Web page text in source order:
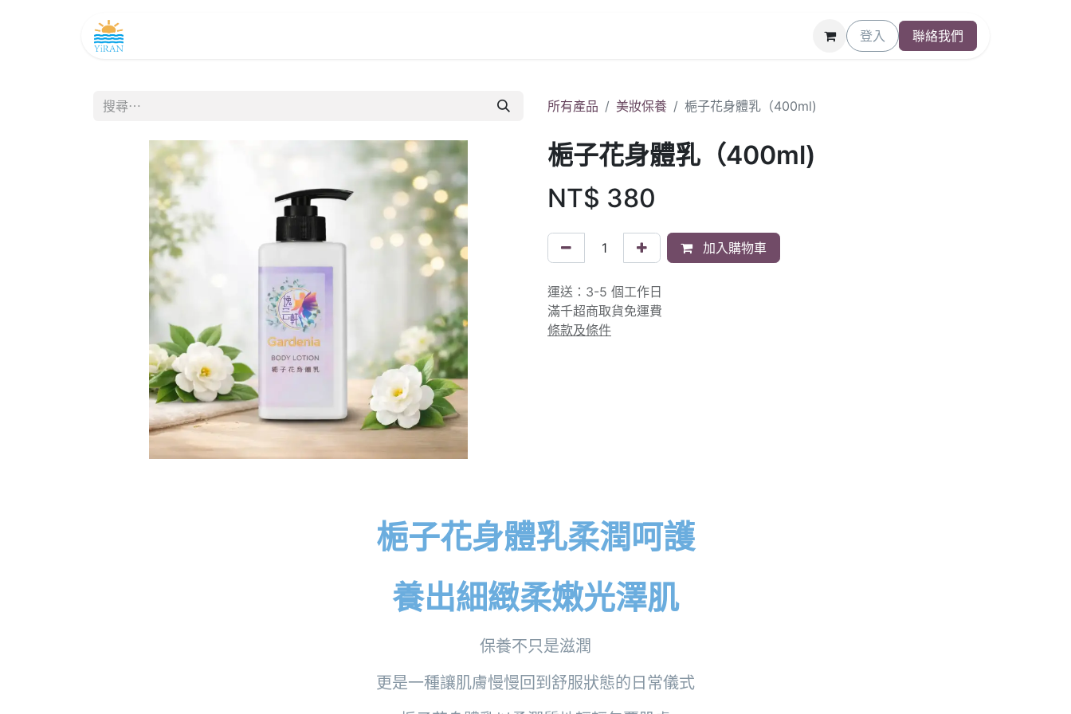
登入 聯絡我們
所有產品 美妝保養 梔子花身體乳（400ml)
梔子花身體乳（400ml)
NT$ 380
加入購物車
運送：3-5 個工作日
滿千超商取貨免運費
條款及條件
梔子花身體乳柔潤呵護
養出細緻柔嫩光澤肌
保養不只是滋潤
更是一種讓肌膚慢慢回到舒服狀態的日常儀式